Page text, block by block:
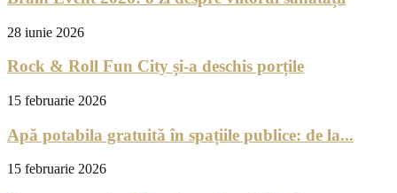
28 iunie 2026
Rock & Roll Fun City și-a deschis porțile
15 februarie 2026
Apă potabila gratuită în spațiile publice: de la...
15 februarie 2026